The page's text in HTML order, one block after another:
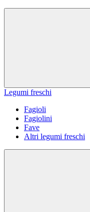
Legumi freschi
Fagioli
Fagiolini
Fave
Altri legumi freschi